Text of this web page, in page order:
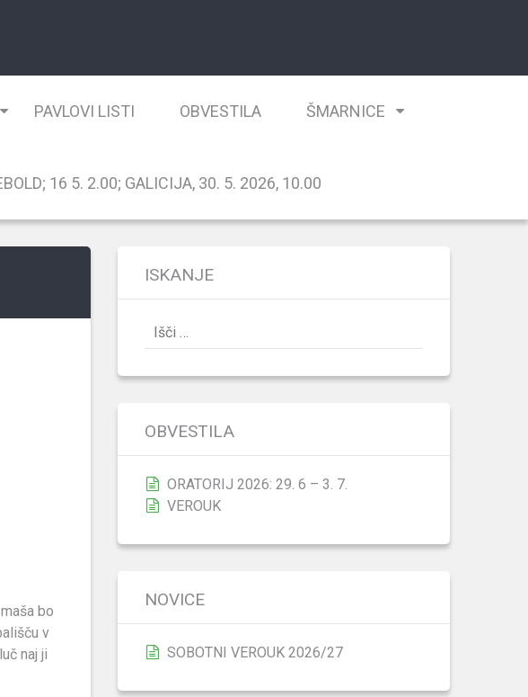
PAVLOVI LISTI OBVESTILA ŠMARNICE
16 5. 2.00; GALICIJA, 30. 5. 2026, 10.00
bo
v
naj ji
ISKANJE
Išči:
OBVESTILA
ORATORIJ 2026: 29. 6 – 3. 7.
VEROUK
NOVICE
SOBOTNI VEROUK 2026/27